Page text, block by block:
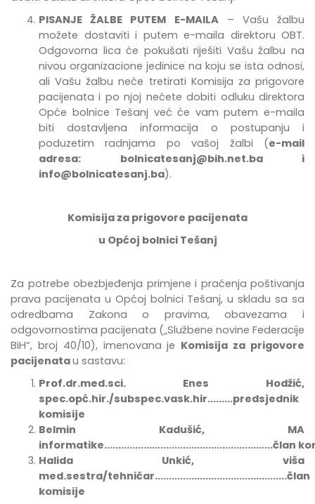
PISANJE ŽALBE PUTEM E-MAILA– Vašu žalbu
možete dostaviti i putem e-maila direktoru OBT.
Odgovorna lica će pokušati riješiti Vašu žalbu na
nivou organizacione jedinice na koju se ista odnosi,
ali Vašu žalbu neće tretirati Komisija za prigovore
pacijenata i po njoj nećete dobiti odluku direktora
Opće bolnice Tešanj već će vam putem e-maila
biti dostavljena informacija o postupanju i
poduzetim radnjama po vašoj žalbi (e-mail
adresa: bolnicatesanj@bih.net.bai
info@bolnicatesanj.ba).
Komisija za prigovore pacijenata
u Općoj bolnici Tešanj
Za potrebe obezbjeđenja primjene i praćenja poštivanja
prava pacijenata u Općoj bolnici Tešanj,u skladu sa sa
odredbama Zakona o pravima, obavezama i
odgovornostima pacijenata („Službene novine Federacije
BiH“, broj 40/10), imenovana je Komisija za prigovore
pacijenatau sastavu:
Prof.dr.med.sci. Enes Hodžić,
spec.opć.hir./subspec.vask.hir.........predsjednik
komisije
Belmin Kadušić, MA
informatike............................................................član
Halida Unkić, viša
med.sestra/tehničar...............................................član
komisije